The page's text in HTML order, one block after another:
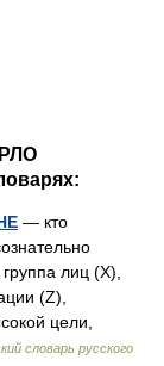
— кто
лиц (Х),
(Z),
цели,
словарь русского